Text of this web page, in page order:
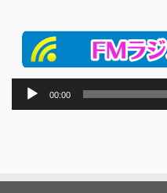
ー
00:00